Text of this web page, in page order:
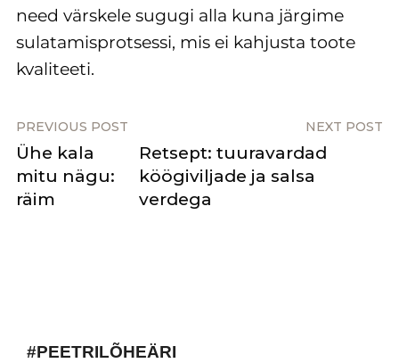
need värskele sugugi alla kuna järgime
sulatamisprotsessi, mis ei kahjusta toote
kvaliteeti.
PREVIOUS POST NEXT POST
Ühe kala
mitu nägu:
räim
Retsept: tuuravardad
köögiviljade ja salsa
verdega
#PEETRILÕHEÄRI